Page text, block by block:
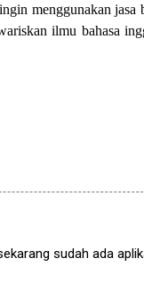
menggunakan jasa
ilmu bahasa
sudah ada